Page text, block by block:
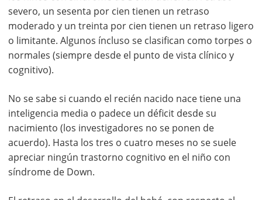
severo, un sesenta por cien tienen un retraso
moderado y un treinta por cien tienen un retraso ligero
o limitante. Algunos íncluso se clasifican como torpes o
normales (siempre desde el punto de vista clínico y
cognitivo).
No se sabe si cuando el recién nacido nace tiene una
inteligencia media o padece un déficit desde su
nacimiento (los investigadores no se ponen de
acuerdo). Hasta los tres o cuatro meses no se suele
apreciar ningún trastorno cognitivo en el niño con
síndrome de Down.